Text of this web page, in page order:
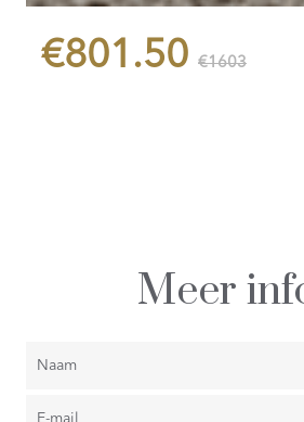
€801.50 €1603
Meer